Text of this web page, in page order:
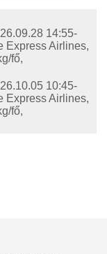
14:55-
Express Airlines,
fő,
10:45-
Express Airlines,
fő,